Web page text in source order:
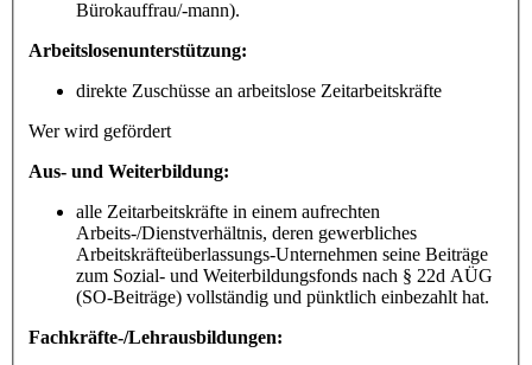
Bürokauffrau/-mann).
Arbeitslosenunterstützung:
direkte Zuschüsse an arbeitslose Zeitarbeitskräfte
Wer wird gefördert
Aus- und Weiterbildung:
alle Zeitarbeitskräfte in einem aufrechten
Arbeits-/Dienstverhältnis, deren gewerbliches
Arbeitskräfteüberlassungs-Unternehmen seine Beiträge
zum Sozial- und Weiterbildungsfonds nach § 22d AÜG
(SO-Beiträge) vollständig und pünktlich einbezahlt hat.
Fachkräfte-/Lehrausbildungen: